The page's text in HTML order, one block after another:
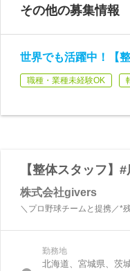
その他の募集情報
世界でも活躍中！【
職種・業種未経験OK
【整体スタッフ】
株式会社givers
＼プロ野球チームと提携／*
勤務地
北海道、宮城県、茨